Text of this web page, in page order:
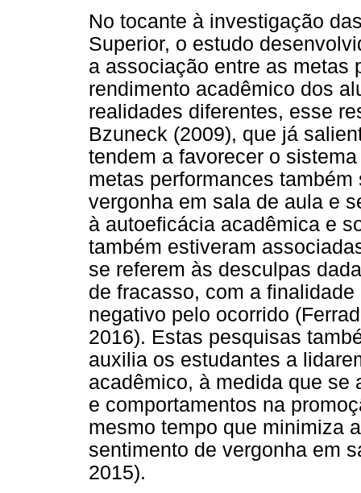
No tocante à investigação
Superior, o estudo
a associação entre as metas
rendimento acadêmico dos
realidades diferentes, esse
Bzuneck (2009), que já
tendem a favorecer o
metas performances
vergonha em sala de aula e
à autoeficácia acadêmica e
também estiveram
se referem às desculpas
de fracasso, com a
negativo pelo ocorrido
2016). Estas pesquisas
auxilia os estudantes a
acadêmico, à medida que se
e comportamentos na
mesmo tempo que minimiza
sentimento de vergonha em
2015).